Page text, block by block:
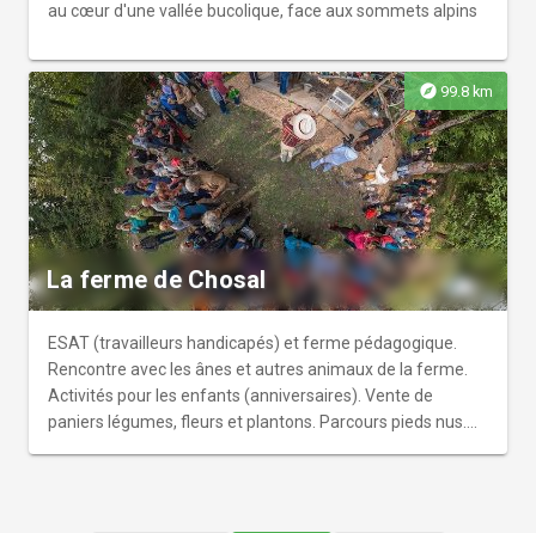
au cœur d'une vallée bucolique, face aux sommets alpins
explore 99.8 km
La ferme de Chosal
ESAT (travailleurs handicapés) et ferme pédagogique.
Rencontre avec les ânes et autres animaux de la ferme.
Activités pour les enfants (anniversaires). Vente de
paniers légumes, fleurs et plantons. Parcours pieds nus.